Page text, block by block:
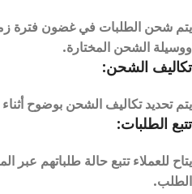
يتم شحن الطلبات في غضون فترة
ووسيلة الشحن المختارة.
تكاليف الشحن:
يتم تحديد تكاليف الشحن بوضوح
تتبع الطلبات:
يتاح للعملاء تتبع حالة طلباتهم عبر
الطلب.